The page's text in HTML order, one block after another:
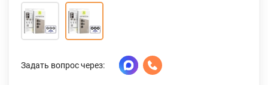
Задать вопрос через: